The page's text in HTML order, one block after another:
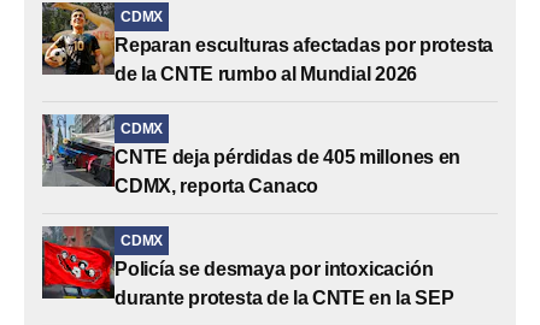
CDMX
Reparan esculturas afectadas por protesta
de la CNTE rumbo al Mundial 2026
CDMX
CNTE deja pérdidas de 405 millones en
CDMX, reporta Canaco
CDMX
Policía se desmaya por intoxicación
durante protesta de la CNTE en la SEP